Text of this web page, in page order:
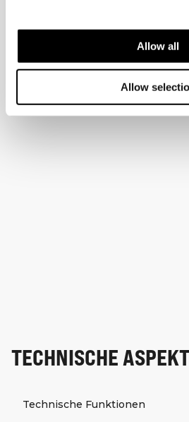
Allow all
Allow
TECHNISCHE
Technische Funktionen